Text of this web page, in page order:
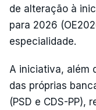
de alteração à
para 2026
especialidade.
A iniciativa, além
das próprias
(PSD e CDS-PP),